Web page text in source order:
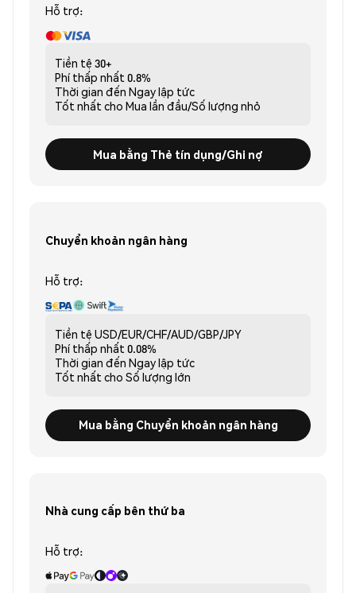
Hỗ trợ:
Tiền tệ 30+
Phí thấp nhất 0.8%
Thời gian đến Ngay lập tức
Tốt nhất cho Mua lần đầu/Số lượng nhỏ
Mua bằng Thẻ tín dụng/Ghi nợ
Chuyển khoản ngân hàng
Hỗ trợ:
Tiền tệ USD/EUR/CHF/AUD/GBP/JPY
Phí thấp nhất 0.08%
Thời gian đến Ngay lập tức
Tốt nhất cho Số lượng lớn
Mua bằng Chuyển khoản ngân hàng
Nhà cung cấp bên thứ ba
Hỗ trợ: